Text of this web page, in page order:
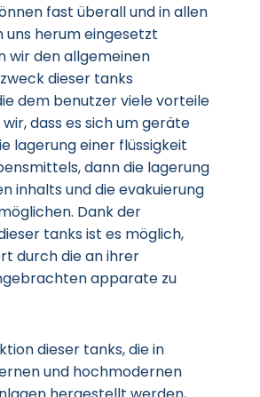
fast überall und in allen
uns herum eingesetzt
wir den allgemeinen
dieser tanks
dem benutzer viele vorteile
dass es sich um geräte
lagerung einer flüssigkeit
dann die lagerung
inhalts und die evakuierung
Dank der
tanks ist es möglich,
durch die an ihrer
apparate zu
dieser tanks, die in
und hochmodernen